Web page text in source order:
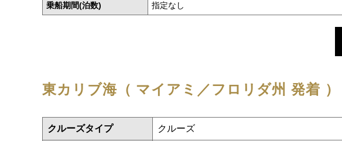
乗船期間(泊数)
指定なし
東カリブ海（ マイアミ／フロリダ州 発着 ）
クルーズタイプ クルーズ